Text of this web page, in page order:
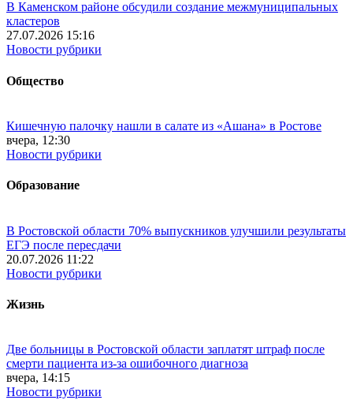
В Каменском районе обсудили создание межмуниципальных
кластеров
27.07.2026 15:16
Новости рубрики
Общество
Кишечную палочку нашли в салате из «Ашана» в Ростове
вчера, 12:30
Новости рубрики
Образование
В Ростовской области 70% выпускников улучшили результаты
ЕГЭ после пересдачи
20.07.2026 11:22
Новости рубрики
Жизнь
Две больницы в Ростовской области заплатят штраф после
смерти пациента из-за ошибочного диагноза
вчера, 14:15
Новости рубрики